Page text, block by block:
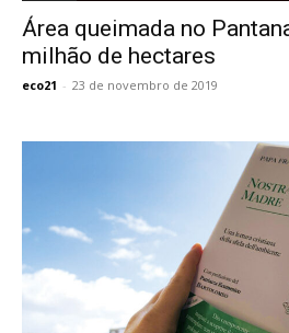
Área queimada no
milhão de hectares
eco21 - 23 de novembro de 2019